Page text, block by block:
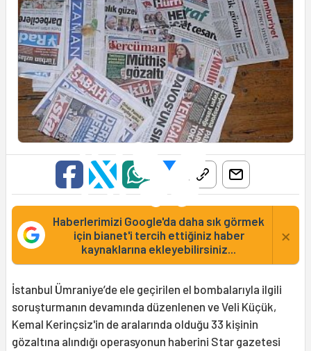
Haberlerimizi Google'da daha sık görmek
için bianet'i tercih ettiğiniz haber
kaynaklarına ekleyebilirsiniz...
×
İstanbul Ümraniye’de ele geçirilen el bombalarıyla ilgili
soruşturmanın devamında düzenlenen ve Veli Küçük,
Kemal Kerinçsiz'in de aralarında olduğu 33 kişinin
gözaltına alındığı operasyonun haberini Star gazetesi